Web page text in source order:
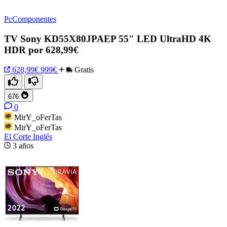
PcComponentes
TV Sony KD55X80JPAEP 55" LED UltraHD 4K
HDR por 628,99€
628,99€ 999€ Gratis
676
0
MirY_oFerTas
MirY_oFerTas
El Corte Inglés
3 años